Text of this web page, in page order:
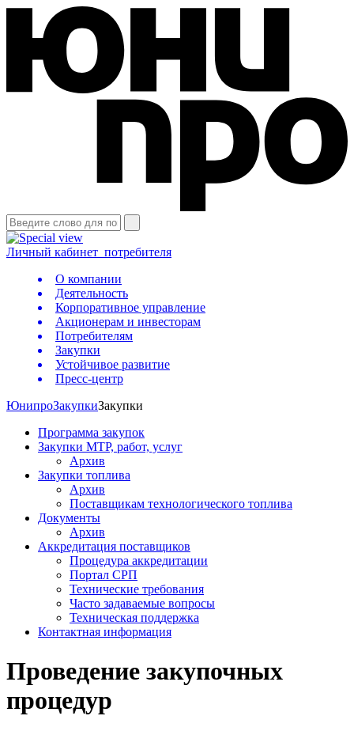
Личный кабинет потребителя
О компании
Деятельность
Корпоративное управление
Акционерам и инвесторам
Потребителям
Закупки
Устойчивое развитие
Пресс-центр
ЮнипроЗакупкиЗакупки
Программа закупок
Закупки МТР, работ, услуг
Архив
Закупки топлива
Архив
Поставщикам технологического топлива
Документы
Архив
Аккредитация поставщиков
Процедура аккредитации
Портал СРП
Технические требования
Часто задаваемые вопросы
Техническая поддержка
Контактная информация
Проведение закупочных
процедур